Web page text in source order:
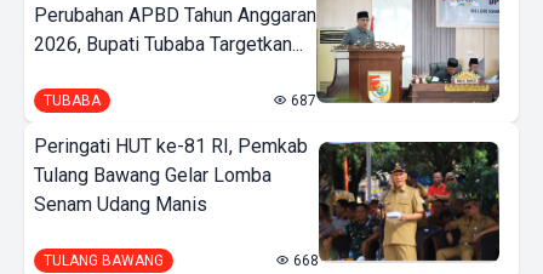
Perubahan APBD Tahun Anggaran
2026, Bupati Tubaba Targetkan...
TUBABA 687
Peringati HUT ke-81 RI, Pemkab
Tulang Bawang Gelar Lomba
Senam Udang Manis
TULANG BAWANG 668